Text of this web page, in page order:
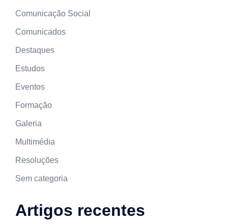
Comunicação Social
Comunicados
Destaques
Estudos
Eventos
Formação
Galeria
Multimédia
Resoluções
Sem categoria
Artigos recentes